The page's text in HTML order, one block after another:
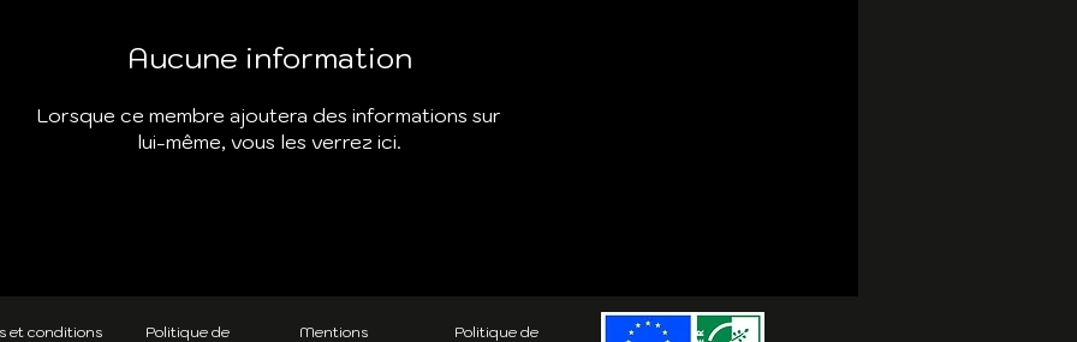
Aucune information
Lorsque ce membre ajoutera des informations sur
lui-même, vous les verrez ici.
et conditions
Politique de
Mentions
Politique de